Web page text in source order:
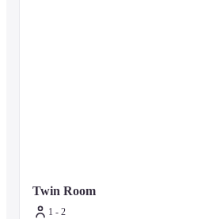
Twin Room
1 - 2